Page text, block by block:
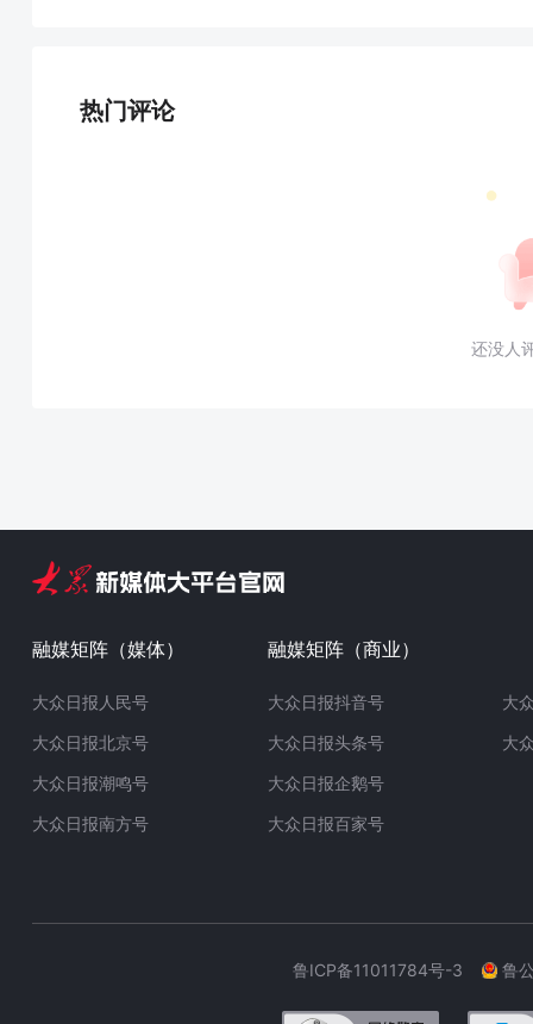
热门评论
还没人
融媒矩阵（媒体）
大众日报人民号
大众日报北京号
大众日报潮鸣号
大众日报南方号
融媒矩阵（商业）
大众日报抖音号
大众日报头条号
大众日报企鹅号
大众日报百家号
大
大
鲁ICP备11011784号-3 鲁